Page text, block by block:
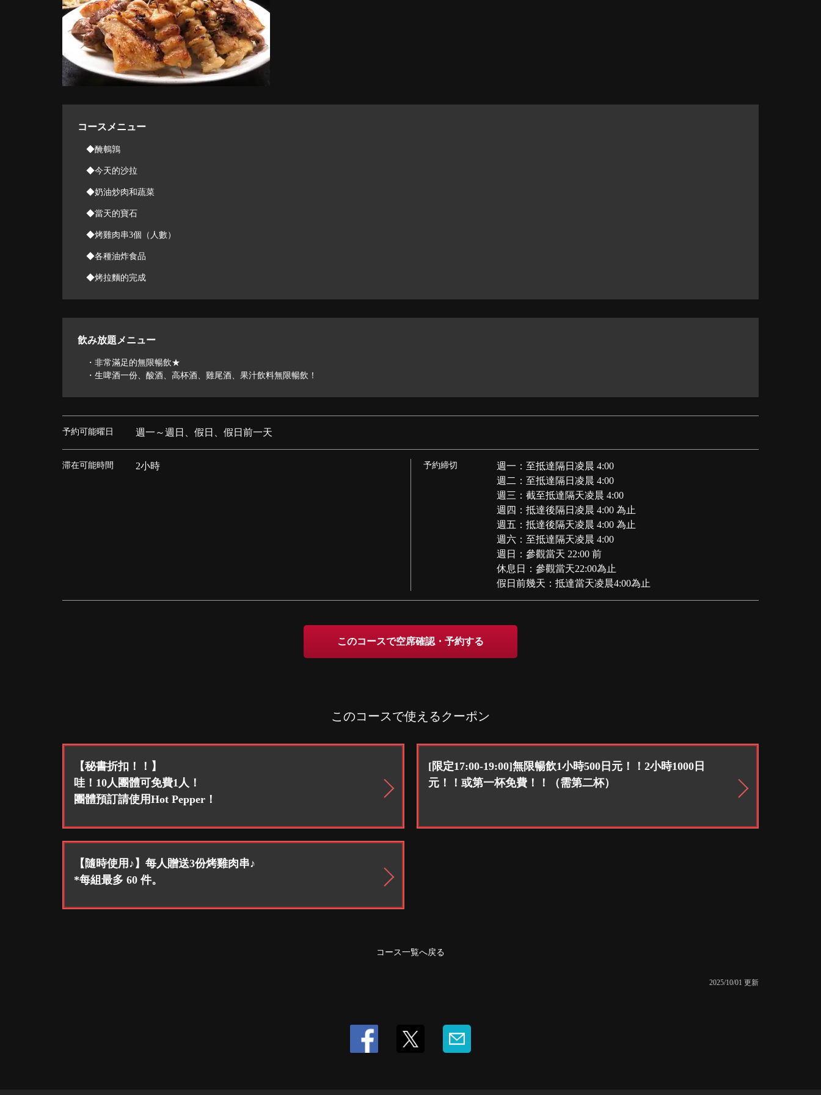
コースメニュー
◆醃鵪鶉
◆今天的沙拉
◆奶油炒肉和蔬菜
◆當天的寶石
◆烤雞肉串3個（人數）
◆各種油炸食品
◆烤拉麵的完成
飲み放題メニュー
・非常滿足的無限暢飲★
・生啤酒一份、酸酒、高杯酒、雞尾酒、果汁飲料無限暢飲！
予約可能曜日 週一～週日、假日、假日前一天
滞在可能時間 2小時 予約締切
週一：至抵達隔日凌晨 4:00
週二：至抵達隔日凌晨 4:00
週三：截至抵達隔天凌晨 4:00
週四：抵達後隔日凌晨 4:00 為止
週五：抵達後隔天凌晨 4:00 為止
週六：至抵達隔天凌晨 4:00
週日：參觀當天 22:00 前
休息日：參觀當天22:00為止
假日前幾天：抵達當天凌晨4:00為止
このコースで空席確認・予約する
このコースで使えるクーポン
【秘書折扣！！】
哇！10人團體可免費1人！
團體預訂請使用Hot Pepper！
[限定17:00-19:00]無限暢飲1小時500日元！！2小時1000日
元！！或第一杯免費！！（需第二杯）
【隨時使用♪】每人贈送3份烤雞肉串♪
*每組最多 60 件。
コース一覧へ戻る
2025/10/01 更新